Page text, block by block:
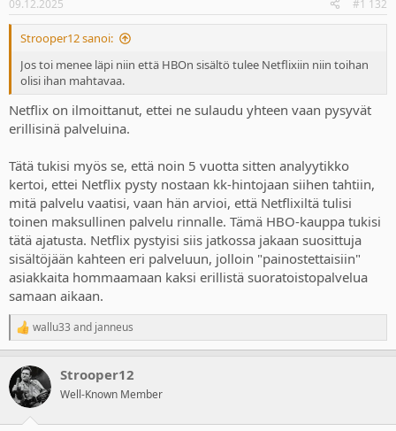
s
:
09.12.2025 #1 132
Strooper12 sanoi:
Jos toi menee läpi niin että HBOn sisältö tulee Netflixiin niin toihan
olisi ihan mahtavaa.
Netflix on ilmoittanut, ettei ne sulaudu yhteen vaan pysyvät
erillisinä palveluina.
Tätä tukisi myös se, että noin 5 vuotta sitten analyytikko
kertoi, ettei Netflix pysty nostaan kk-hintojaan siihen tahtiin,
mitä palvelu vaatisi, vaan hän arvioi, että Netflixiltä tulisi
toinen maksullinen palvelu rinnalle. Tämä HBO-kauppa tukisi
tätä ajatusta. Netflix pystyisi siis jatkossa jakaan suosittuja
sisältöjään kahteen eri palveluun, jolloin "painostettaisiin"
asiakkaita hommaamaan kaksi erillistä suoratoistopalvelua
samaan aikaan.
R
e
c
t
i
wallu33 and janneus
Strooper12
Well-Known Member